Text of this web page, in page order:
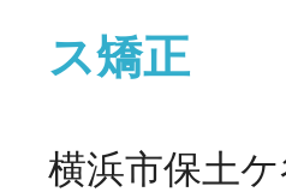
ス矯正
横浜市保土